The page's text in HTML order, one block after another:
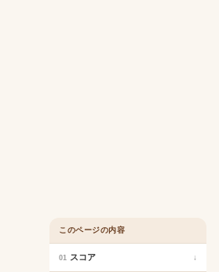
このページの内容
01 スコア ↓